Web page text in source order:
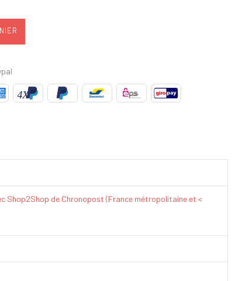
Shop2Shop de Chronopost (France métropolitaine et <